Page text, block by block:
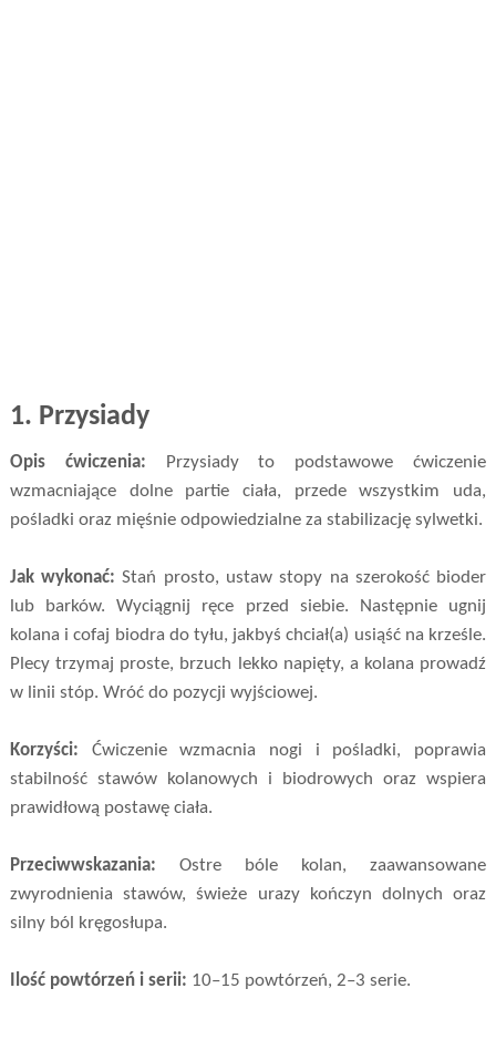
1. Przysiady
Opis ćwiczenia: Przysiady to podstawowe ćwiczenie
wzmacniające dolne partie ciała, przede wszystkim uda,
pośladki oraz mięśnie odpowiedzialne za stabilizację sylwetki.
Jak wykonać: Stań prosto, ustaw stopy na szerokość bioder
lub barków. Wyciągnij ręce przed siebie. Następnie ugnij
kolana i cofaj biodra do tyłu, jakbyś chciał(a) usiąść na krześle.
Plecy trzymaj proste, brzuch lekko napięty, a kolana prowadź
w linii stóp. Wróć do pozycji wyjściowej.
Korzyści: Ćwiczenie wzmacnia nogi i pośladki, poprawia
stabilność stawów kolanowych i biodrowych oraz wspiera
prawidłową postawę ciała.
Przeciwwskazania: Ostre bóle kolan, zaawansowane
zwyrodnienia stawów, świeże urazy kończyn dolnych oraz
silny ból kręgosłupa.
Ilość powtórzeń i serii: 10–15 powtórzeń, 2–3 serie.